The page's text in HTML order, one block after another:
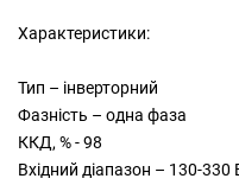
Характеристики:
Тип – інверторний
Фазність – одна фаза
ККД, % - 98
Вхідний діапазон – 130-330